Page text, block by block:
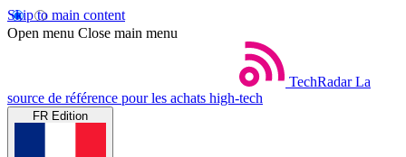
Skip to main content
Open menu Close main menu
TechRadar La
source de référence pour les achats high-tech
FR Edition